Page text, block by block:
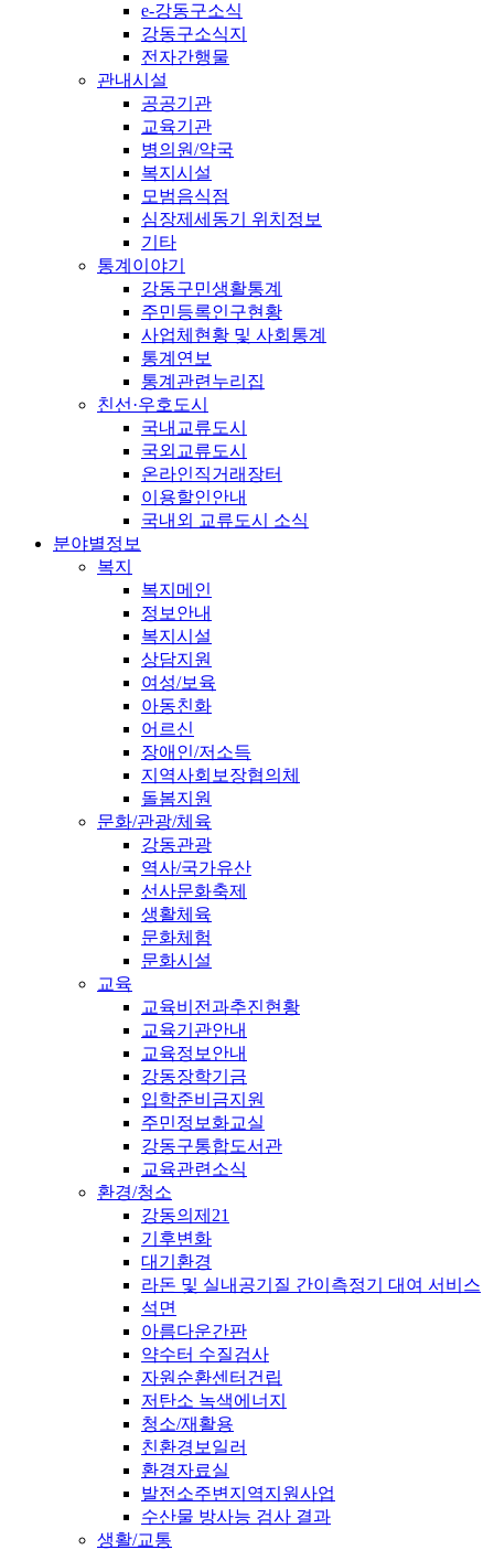
e-강동구소식
강동구소식지
전자간행물
관내시설
공공기관
교육기관
병의원/약국
복지시설
모범음식점
심장제세동기 위치정보
기타
통계이야기
강동구민생활통계
주민등록인구현황
사업체현황 및 사회통계
통계연보
통계관련누리집
친선·우호도시
국내교류도시
국외교류도시
온라인직거래장터
이용할인안내
국내외 교류도시 소식
분야별정보
복지
복지메인
정보안내
복지시설
상담지원
여성/보육
아동친화
어르신
장애인/저소득
지역사회보장협의체
돌봄지원
문화/관광/체육
강동관광
역사/국가유산
선사문화축제
생활체육
문화체험
문화시설
교육
교육비전과추진현황
교육기관안내
교육정보안내
강동장학기금
입학준비금지원
주민정보화교실
강동구통합도서관
교육관련소식
환경/청소
강동의제21
기후변화
대기환경
라돈 및 실내공기질 간이측정기 대여 서비스
석면
아름다운간판
약수터 수질검사
자원순환센터건립
저탄소 녹색에너지
청소/재활용
친환경보일러
환경자료실
발전소주변지역지원사업
수산물 방사능 검사 결과
생활/교통